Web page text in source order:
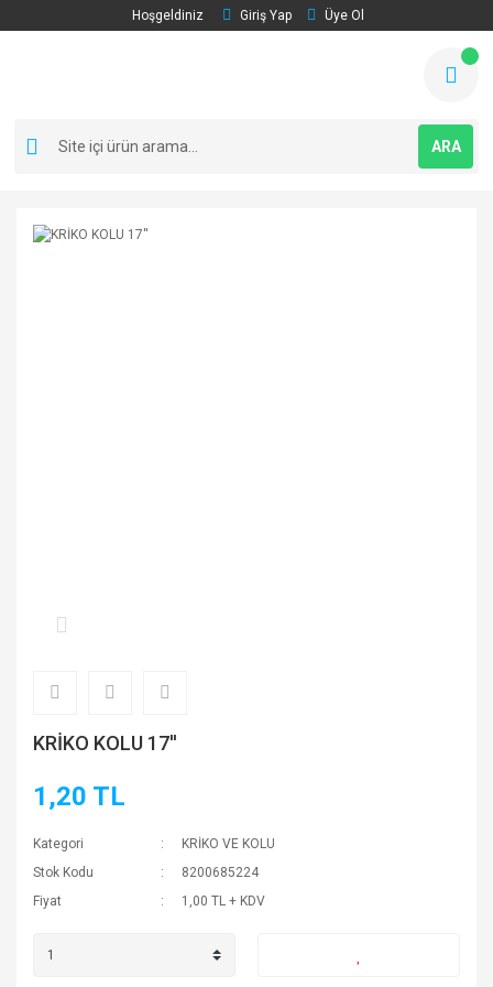
Hoşgeldiniz Giriş Yap Üye Ol
ARA
KRİKO KOLU 17''
1,20 TL
Kategori
KRİKO VE KOLU
Stok Kodu
8200685224
Fiyat
1,00 TL + KDV